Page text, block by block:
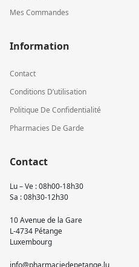
Mes Commandes
Information
Contact
Conditions D’utilisation
Politique De Confidentialité
Pharmacies De Garde
Contact
Lu – Ve : 08h00-18h30
Sa : 08h30-12h30
10 Avenue de la Gare
L-4734 Pétange
Luxembourg
info@pharmaciedepetange.lu